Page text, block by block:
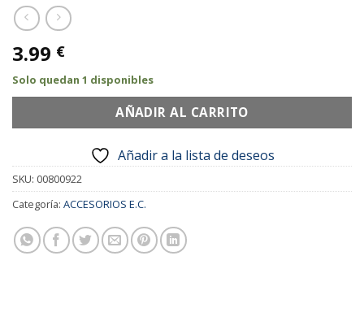
3.99 €
Solo quedan 1 disponibles
AÑADIR AL CARRITO
Añadir a la lista de deseos
SKU: 00800922
Categoría: ACCESORIOS E.C.